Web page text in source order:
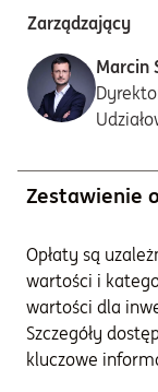
Zarządzający
Marcin
Zestawienie
Opłaty są
wartości i
wartości dla
Szczegóły
kluczowe